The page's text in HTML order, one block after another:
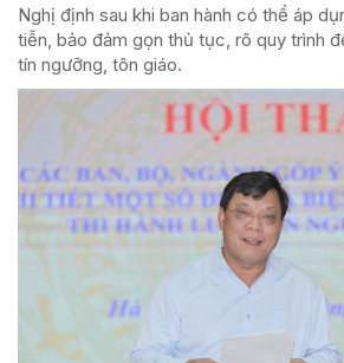
Nghị định sau khi ban hành có thể áp
tiễn, bảo đảm gọn thủ tục, rõ quy trình
tín ngưỡng, tôn giáo.